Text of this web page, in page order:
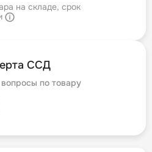
на складе, срок
ССД
по товару